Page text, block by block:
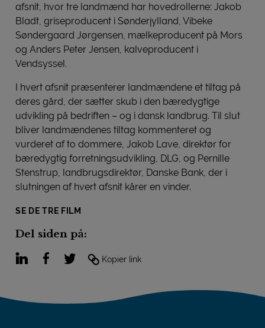
afsnit, hvor tre landmænd har hovedrollerne: Jakob
Bladt, griseproducent i Sønderjylland, Vibeke
Søndergaard Jørgensen, mælkeproducent på Mors
og Anders Peter Jensen, kalveproducent i
Vendsyssel.
I hvert afsnit præsenterer landmændene et tiltag på
deres gård, der sætter skub i den bæredygtige
udvikling på bedriften – og i dansk landbrug. Til slut
bliver landmændenes tiltag kommenteret og
vurderet af to dommere, Jakob Lave, direktør for
bæredygtig forretningsudvikling, DLG, og Pernille
Stenstrup, landbrugsdirektør, Danske Bank, der i
slutningen af hvert afsnit kårer en vinder.
SE DE TRE FILM
Del siden på:
LinkedInFacebook
TwitterKopier link